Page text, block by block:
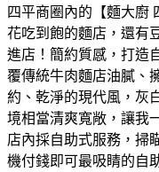
四平商圈內的【麵大廚
花吃到飽的麵店，還有
進店！簡約質感，打造
覆傳統牛肉麵店油膩、
約、乾淨的現代風，灰
境相當清爽寬敞，讓我
店內採自助式服務，掃
機付錢即可最吸睛的自